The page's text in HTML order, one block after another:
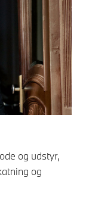
og udstyr,
og